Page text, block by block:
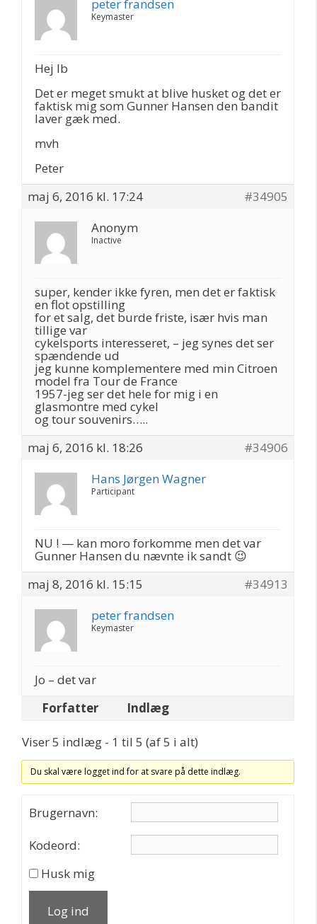
peter frandsen
Keymaster
Hej Ib
Det er meget smukt at blive husket og det er
faktisk mig som Gunner Hansen den bandit
laver gæk med.
mvh
Peter
maj 6, 2016 kl. 17:24
#34905
Anonym
Inactive
super, kender ikke fyren, men det er faktisk
en flot opstilling
for et salg, det burde friste, især hvis man
tillige var
cykelsports interesseret, – jeg synes det ser
spændende ud
jeg kunne komplementere med min Citroen
model fra Tour de France
1957-jeg ser det hele for mig i en
glasmontre med cykel
og tour souvenirs…..
maj 6, 2016 kl. 18:26
#34906
Hans Jørgen Wagner
Participant
NU ! — kan moro forkomme men det var
Gunner Hansen du nævnte ik sandt 😉
maj 8, 2016 kl. 15:15
#34913
peter frandsen
Keymaster
Jo – det var
Forfatter
Indlæg
Viser 5 indlæg - 1 til 5 (af 5 i alt)
Du skal være logget ind for at svare på dette indlæg.
Brugernavn:
Kodeord:
Husk mig
Log ind